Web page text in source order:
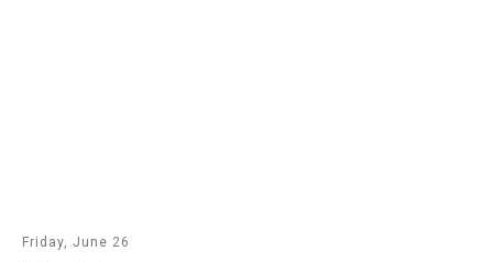
Friday, June 26